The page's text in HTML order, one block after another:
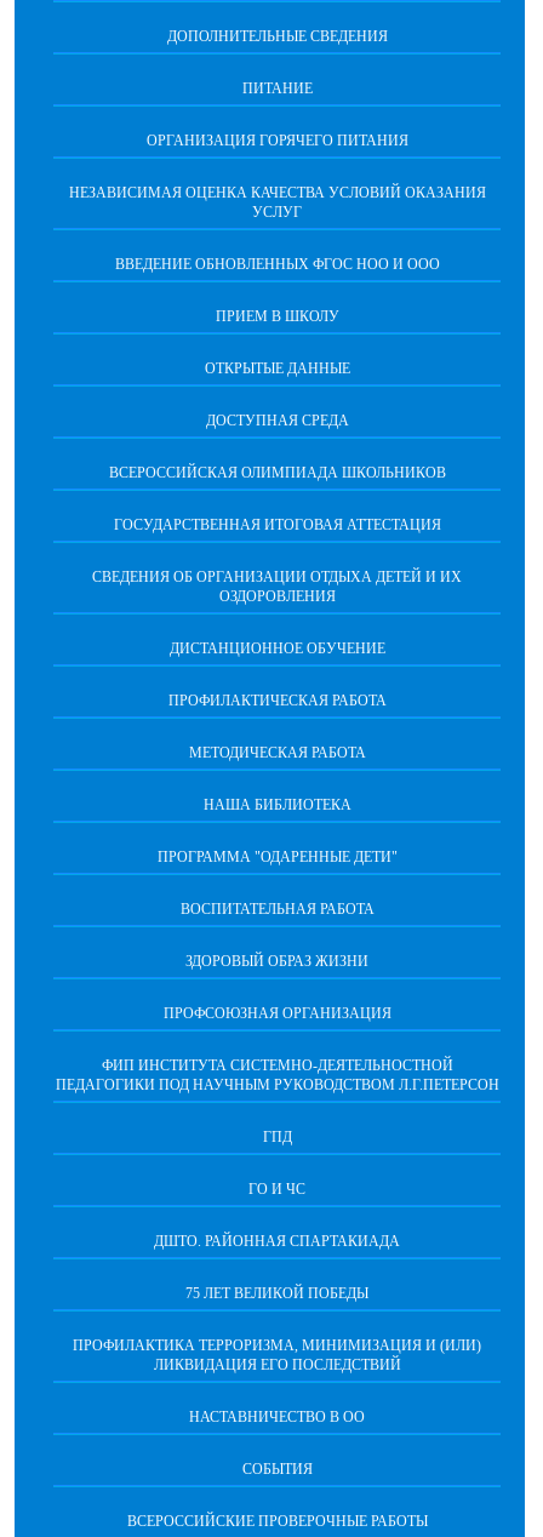
ДОПОЛНИТЕЛЬНЫЕ СВЕДЕНИЯ
ПИТАНИЕ
ОРГАНИЗАЦИЯ ГОРЯЧЕГО ПИТАНИЯ
НЕЗАВИСИМАЯ ОЦЕНКА КАЧЕСТВА УСЛОВИЙ ОКАЗАНИЯ
УСЛУГ
ВВЕДЕНИЕ ОБНОВЛЕННЫХ ФГОС НОО И ООО
ПРИЕМ В ШКОЛУ
ОТКРЫТЫЕ ДАННЫЕ
ДОСТУПНАЯ СРЕДА
ВСЕРОССИЙСКАЯ ОЛИМПИАДА ШКОЛЬНИКОВ
ГОСУДАРСТВЕННАЯ ИТОГОВАЯ АТТЕСТАЦИЯ
СВЕДЕНИЯ ОБ ОРГАНИЗАЦИИ ОТДЫХА ДЕТЕЙ И ИХ
ОЗДОРОВЛЕНИЯ
ДИСТАНЦИОННОЕ ОБУЧЕНИЕ
ПРОФИЛАКТИЧЕСКАЯ РАБОТА
МЕТОДИЧЕСКАЯ РАБОТА
НАША БИБЛИОТЕКА
ПРОГРАММА "ОДАРЕННЫЕ ДЕТИ"
ВОСПИТАТЕЛЬНАЯ РАБОТА
ЗДОРОВЫЙ ОБРАЗ ЖИЗНИ
ПРОФСОЮЗНАЯ ОРГАНИЗАЦИЯ
ФИП ИНСТИТУТА СИСТЕМНО-ДЕЯТЕЛЬНОСТНОЙ
ПЕДАГОГИКИ ПОД НАУЧНЫМ РУКОВОДСТВОМ Л.Г.ПЕТЕРСОН
ГПД
ГО И ЧС
ДШТО. РАЙОННАЯ СПАРТАКИАДА
75 ЛЕТ ВЕЛИКОЙ ПОБЕДЫ
ПРОФИЛАКТИКА ТЕРРОРИЗМА, МИНИМИЗАЦИЯ И (ИЛИ)
ЛИКВИДАЦИЯ ЕГО ПОСЛЕДСТВИЙ
НАСТАВНИЧЕСТВО В ОО
СОБЫТИЯ
ВСЕРОССИЙСКИЕ ПРОВЕРОЧНЫЕ РАБОТЫ